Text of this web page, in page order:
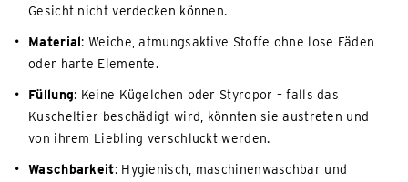
Gesicht nicht verdecken können.
Material: Weiche, atmungsaktive Stoffe ohne lose Fäden
oder harte Elemente.
Füllung: Keine Kügelchen oder Styropor – falls das
Kuscheltier beschädigt wird, könnten sie austreten und
von ihrem Liebling verschluckt werden.
Waschbarkeit: Hygienisch, maschinenwaschbar und